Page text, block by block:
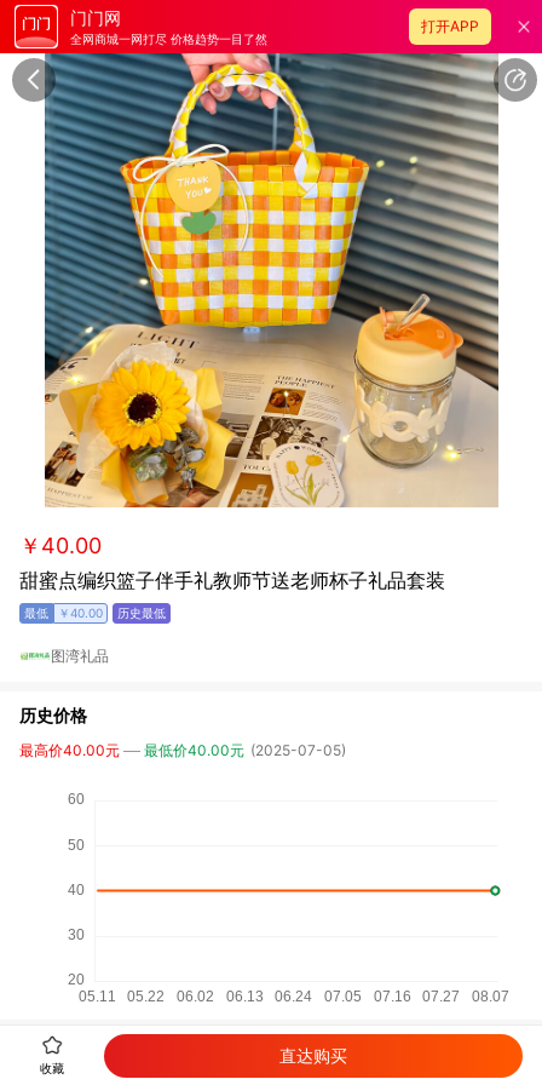
门门网
全网商城一网打尽 价格趋势一目了然
打开APP
￥40.00
甜蜜点编织篮子伴手礼教师节送老师杯子礼品套装
￥40.00
图湾礼品
历史价格
最高价40.00元 最低价40.00元 (2025-07-05)
详细参数
收藏
直达购买